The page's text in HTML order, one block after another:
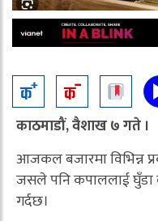
काठमाडौं, वैशाख ७ गते ।
आजकल बजारमा विभिन्न
जसले पनि कपाललाई घुँडा
गर्दछ।